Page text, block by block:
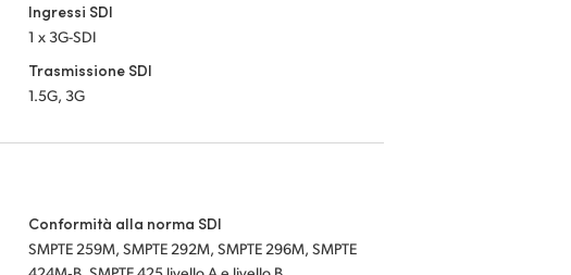
Ingressi SDI
1 x 3G-SDI
Trasmissione SDI
1.5G, 3G
Conformità alla norma SDI
SMPTE 259M, SMPTE 292M, SMPTE 296M, SMPTE